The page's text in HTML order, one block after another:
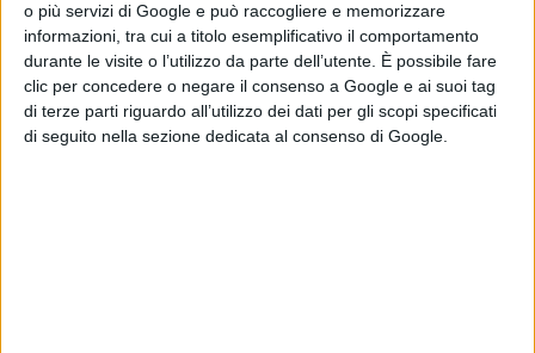
o più servizi di Google e può raccogliere e memorizzare
informazioni, tra cui a titolo esemplificativo il comportamento
durante le visite o l’utilizzo da parte dell’utente. È possibile fare
clic per concedere o negare il consenso a Google e ai suoi tag
di terze parti riguardo all’utilizzo dei dati per gli scopi specificati
di seguito nella sezione dedicata al consenso di Google.